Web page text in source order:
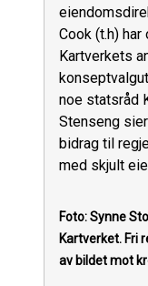
Cook (t.h)
Kartverkets
noe statsråd
Stenseng
bidrag til
med skjult
Foto: Synne
Kartverket.Fri
av bildet mot